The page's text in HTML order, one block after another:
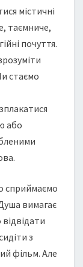
містичні
таємниче,
почуття.
стаємо
або
сприймаємо
вимагає
з
фільм. Але